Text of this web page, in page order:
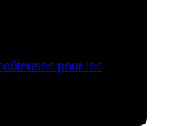
pour les